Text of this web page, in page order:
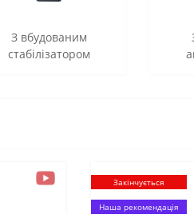
З вбудованим
стабілізатором
Закінчується
Наша рекомендація